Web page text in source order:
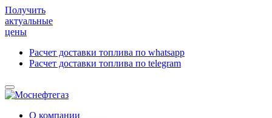
Получить
актуальные
цены
Расчет доставки топлива по whatsapp
Расчет доставки топлива по telegram
О компании